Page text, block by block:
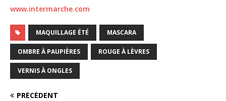
www.intermarche.com
MAQUILLAGE ÉTÉ MASCARA
OMBRE À PAUPIÈRES ROUGE À LÈVRES
VERNIS À ONGLES
PRÉCÉDENT